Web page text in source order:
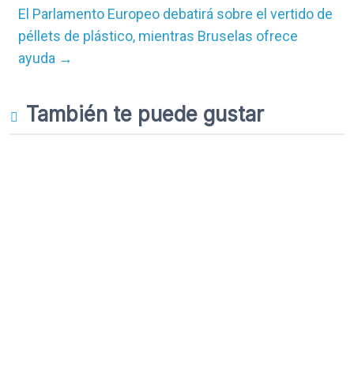
El Parlamento Europeo debatirá sobre el vertido de
péllets de plástico, mientras Bruselas ofrece
ayuda →
También te puede gustar